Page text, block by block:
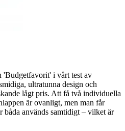
'Budgetfavorit' i vårt test av
ultratunna design och
lågt pris. Att få två individuella
är ovanligt, men man får
båda används samtidigt – vilket är